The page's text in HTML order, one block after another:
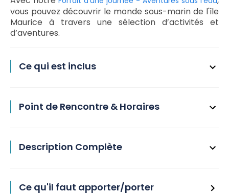
vous pouvez découvrir le monde sous-marin de l'île
Maurice à travers une sélection d’activités et
d’aventures.
Ce qui est inclus
Point de Rencontre & Horaires
Description Complète
Ce qu'il faut apporter/porter